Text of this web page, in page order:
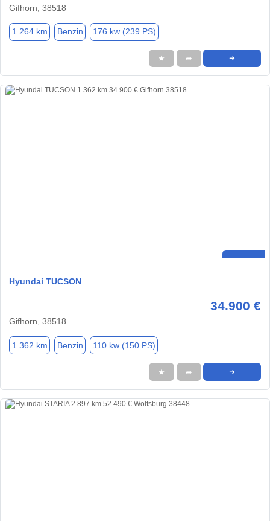
Gifhorn, 38518
1.264 km Benzin 176 kw (239 PS)
★ ➦ ➜
Hyundai TUCSON
34.900 €
Gifhorn, 38518
1.362 km Benzin 110 kw (150 PS)
★ ➦ ➜